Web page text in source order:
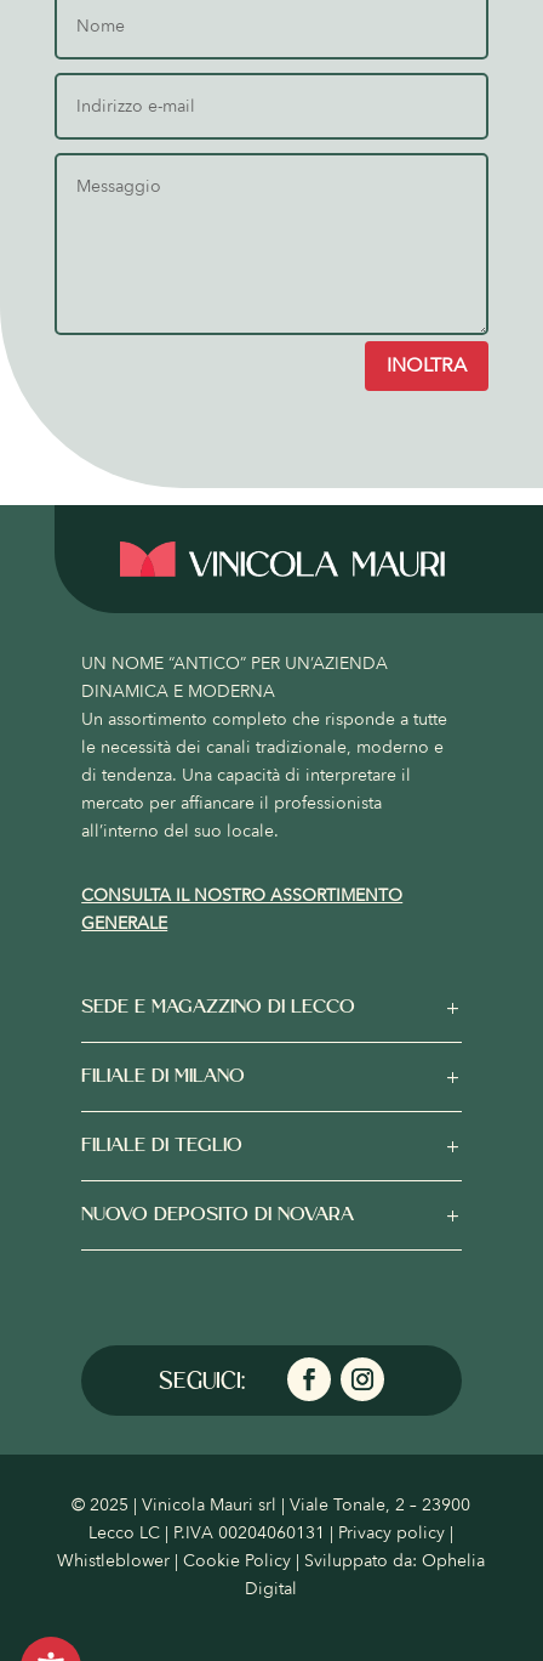
INOLTRA
UN NOME “ANTICO” PER UN’AZIENDA
DINAMICA E MODERNA
Un assortimento completo che risponde a tutte
le necessità dei canali tradizionale, moderno e
di tendenza. Una capacità di interpretare il
mercato per affiancare il professionista
all’interno del suo locale.
CONSULTA IL NOSTRO ASSORTIMENTO
GENERALE
SEDE E MAGAZZINO DI LECCO
FILIALE DI MILANO
FILIALE DI TEGLIO
NUOVO DEPOSITO DI NOVARA
© 2025 | Vinicola Mauri srl | Viale Tonale, 2 – 23900
Lecco LC | P.IVA 00204060131 | Privacy policy |
Whistleblower |Cookie Policy | Sviluppato da:Ophelia
Digital